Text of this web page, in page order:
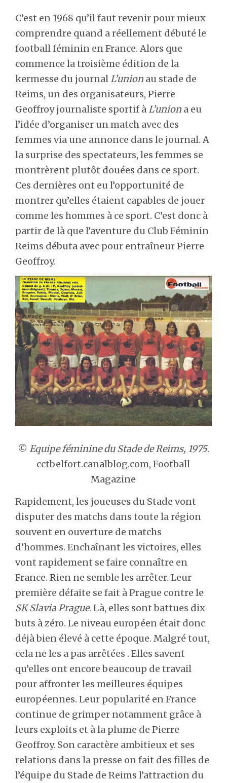
C’est en 1968 qu’il faut revenir pour mieux
comprendre quand a réellement débuté le
football féminin en France. Alors que
commence la troisième édition de la
kermesse du journalL’union au stade de
Reims, un des organisateurs, Pierre
Geoffroy journaliste sportif àL’union a eu
l’idée d’organiser un match avec des
femmes via une annonce dans le journal. A
la surprise des spectateurs, les femmes se
montrèrent plutôt douées dans ce sport.
Ces dernières ont eu l’opportunité de
montrer qu’elles étaient capables de jouer
comme les hommes à ce sport. C’est donc à
partir de là que l’aventure du Club Féminin
Reims débuta avec pour entraîneur Pierre
Geoffroy.
© Equipe féminine du Stade de Reims, 1975.
cctbelfort.canalblog.com, Football
Magazine
Rapidement, les joueuses du Stade vont
disputer des matchs dans toute la région
souvent en ouverture de matchs
d’hommes. Enchaînant les victoires, elles
vont rapidement se faire connaître en
France. Rien ne semble les arrêter. Leur
première défaite se fait à Prague contre le
SK Slavia Prague. Là, elles sont battues dix
buts à zéro. Le niveau européen était donc
déjà bien élevé à cette époque. Malgré tout,
cela ne les a pas arrêtées . Elles savent
qu’elles ont encore beaucoup de travail
pour affronter les meilleures équipes
européennes. Leur popularité en France
continue de grimper notamment grâce à
leurs exploits et à la plume de Pierre
Geoffroy. Son caractère ambitieux et ses
relations dans la presse on fait des filles de
l’équipe du Stade de Reims l’attraction du